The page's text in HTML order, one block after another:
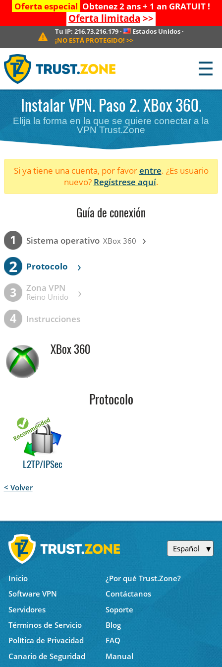
Oferta especial Obtenez 2 ans + 1 an GRATUIT !
Oferta limitada >>
Tu IP: 216.73.216.179· Estados Unidos ·
¡NO ESTÁ PROTEGIDO! >>
☰
Instalar VPN. Paso 2. XBox 360.
Elija la forma en la que se quiere conectar a la
VPN Trust.Zone
Si ya tiene una cuenta, por favorentre. ¿Es usuario
nuevo? Regístrese aquí.
Guía de conexión
1 Sistema operativo XBox 360 ›
2 Protocolo ›
3 Zona VPN
Reino Unido ›
4 Instrucciones
XBox 360
Protocolo
L2TP/IPSec
< Volver
Español
Inicio
¿Por qué Trust.Zone?
Software VPN
Contáctanos
Servidores
Soporte
Términos de Servicio
Blog
Política de Privacidad
FAQ
Canario de Seguridad
Manual